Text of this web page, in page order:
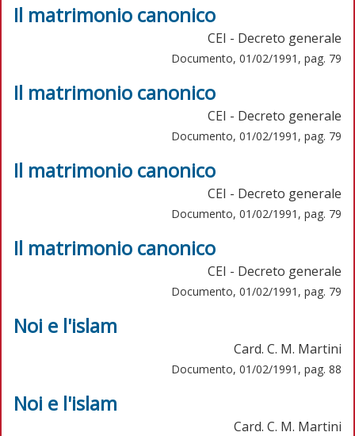
Il matrimonio canonico
CEI - Decreto generale
Documento, 01/02/1991, pag. 79
Il matrimonio canonico
CEI - Decreto generale
Documento, 01/02/1991, pag. 79
Il matrimonio canonico
CEI - Decreto generale
Documento, 01/02/1991, pag. 79
Il matrimonio canonico
CEI - Decreto generale
Documento, 01/02/1991, pag. 79
Noi e l'islam
Card. C. M. Martini
Documento, 01/02/1991, pag. 88
Noi e l'islam
Card. C. M. Martini